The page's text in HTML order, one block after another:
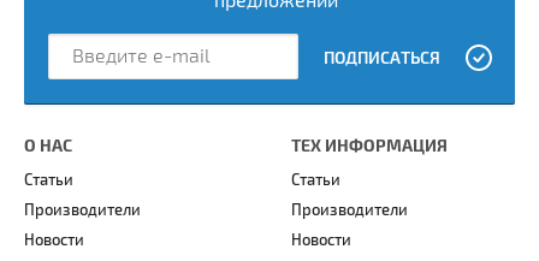
ПОДПИСАТЬСЯ
О НАС
Статьи
Производители
Новости
ТЕХ ИНФОРМАЦИЯ
Статьи
Производители
Новости